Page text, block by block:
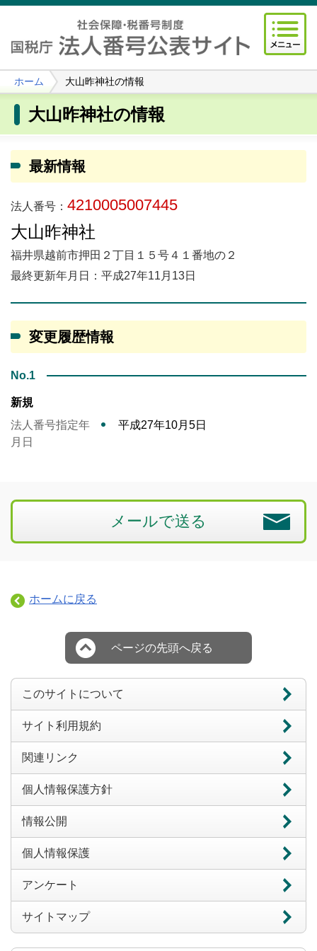
ホーム 大山昨神社の情報
大山昨神社の情報
最新情報
法人番号： 4210005007445
大山昨神社
福井県越前市押田２丁目１５号４１番地の２
最終更新年月日：平成27年11月13日
変更履歴情報
No.1
新規
法人番号指定年
月日
平成27年10月5日
メールで送る
ホームに戻る
ページの先頭へ戻る
このサイトについて
サイト利用規約
関連リンク
個人情報保護方針
情報公開
個人情報保護
アンケート
サイトマップ